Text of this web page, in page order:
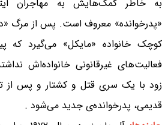
به خاطر کمک‌هایش به مهاجران
«پدرخوانده» معروف است. پس از مرگ
کوچک خانواده «مایکل» می‌گیرد که
فعالیت‌های غیرقانونی خانواده‌اش
زود با یک سری قتل و کشتار و پس
قدیمی، پدرخوانده‌ی جدید می‌شود .